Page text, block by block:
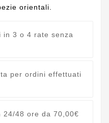
orientali.
in 3 o 4 rate senza
per ordini effettuati
24/48 ore da 70,00€